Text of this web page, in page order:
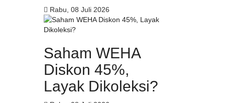
Rabu, 08 Juli 2026
Saham WEHA
Diskon 45%,
Layak Dikoleksi?